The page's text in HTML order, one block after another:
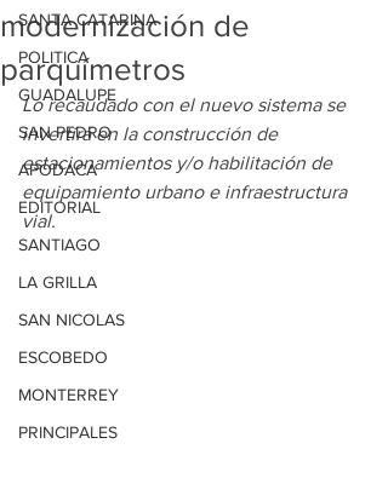
SANTA CATARINA
POLITICA
GUADALUPE
SAN PEDRO
APODACA
EDITORIAL
SANTIAGO
LA GRILLA
SAN NICOLAS
ESCOBEDO
MONTERREY
PRINCIPALES
modernización de
parquímetros
Lo recaudado con el nuevo sistema se
invertirá en la construcción de
estacionamientos y/o habilitación de
equipamiento urbano e infraestructura
vial.